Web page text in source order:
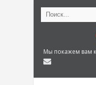
Мы покажем вам